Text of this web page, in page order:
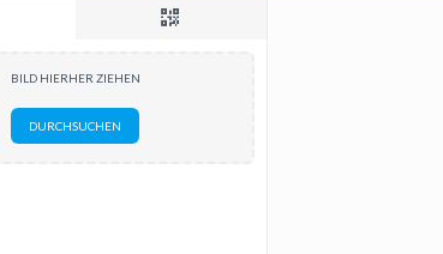
BILD HIERHER ZIEHEN
DURCHSUCHEN